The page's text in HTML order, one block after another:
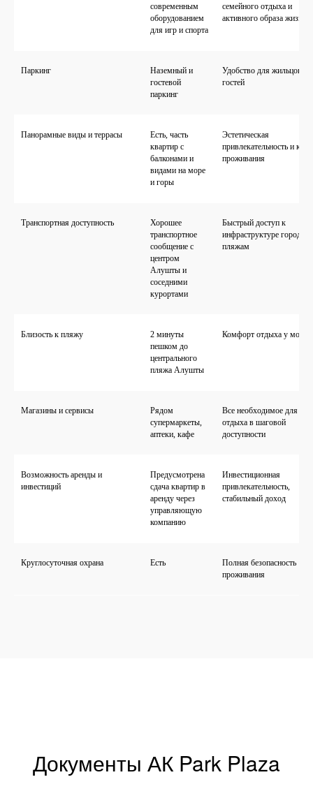
современным
оборудованием
для игр и спорта
семейного отдыха и
активного образа жизни
Паркинг
Наземный и
гостевой
паркинг
Удобство для жильцов и
гостей
Панорамные виды и террасы
Есть, часть
квартир с
балконами и
видами на море
и горы
Эстетическая
привлекательность и
проживания
Транспортная доступность
Хорошее
транспортное
сообщение с
центром
Алушты и
соседними
курортами
Быстрый доступ к
инфраструктуре города и
пляжам
Близость к пляжу
2 минуты
пешком до
центрального
пляжа Алушты
Комфорт отдыха у моря
Магазины и сервисы
Рядом
супермаркеты,
аптеки, кафе
Все необходимое для
отдыха в шаговой
доступности
Возможность аренды и
инвестиций
Предусмотрена
сдача квартир в
аренду через
управляющую
компанию
Инвестиционная
привлекательность,
стабильный доход
Круглосуточная охрана Есть
Полная безопасность
проживания
Документы АК Park Plaza